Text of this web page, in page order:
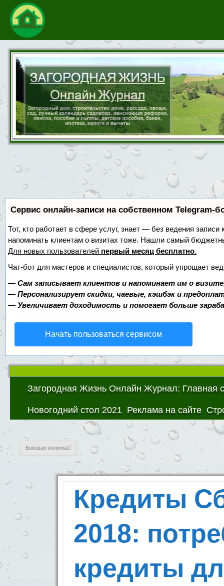
Сервис онлайн-записи на собственном Telegram-
Тот, кто работает в сфере услуг, знает — без ведения
напоминать клиентам о визитах тоже. Нашли самый
Для новых пользователей первый месяц бесплатно.
Чат-бот для мастеров и специалистов, который упрощает
— Сам записывает клиентов и напоминает им о
— Персонализирует скидки, чаевые, кэшбэк и
— Увеличивает доходимость и помогает больше
Начать пользоваться сервисом
Загородная Жизнь Онлайн Журнал: Главная
Новогодний стол 2021 Реклама на сайте
Боковая колонка
Кредиты
2018:
кредиты